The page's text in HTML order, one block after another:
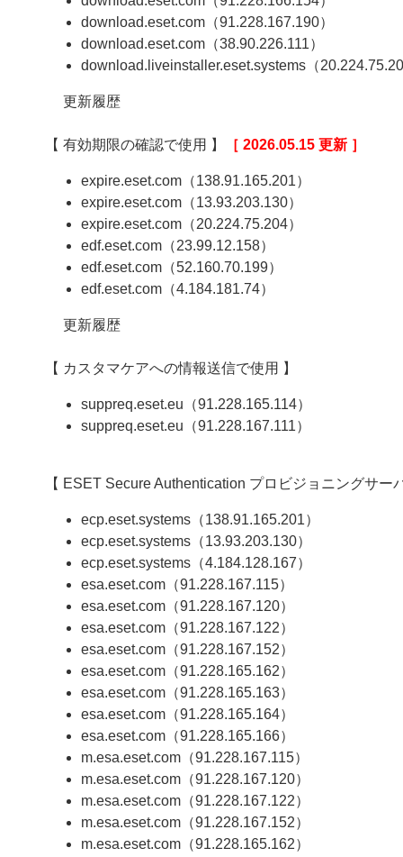
download.eset.com（91.228.167.190）
download.eset.com（38.90.226.111）
download.liveinstaller.eset.systems（
更新履歴
【 有効期限の確認で使用 】 ［ 2026.05.15 更新 ］
expire.eset.com（138.91.165.201）
expire.eset.com（13.93.203.130）
expire.eset.com（20.224.75.204）
edf.eset.com（23.99.12.158）
edf.eset.com（52.160.70.199）
edf.eset.com（4.184.181.74）
更新履歴
【 カスタマケアへの情報送信で使用 】
suppreq.eset.eu（91.228.165.114）
suppreq.eset.eu（91.228.167.111）
【 ESET Secure Authentication プロビジョニングサー
ecp.eset.systems（138.91.165.201）
ecp.eset.systems（13.93.203.130）
ecp.eset.systems（4.184.128.167）
esa.eset.com（91.228.167.115）
esa.eset.com（91.228.167.120）
esa.eset.com（91.228.167.122）
esa.eset.com（91.228.167.152）
esa.eset.com（91.228.165.162）
esa.eset.com（91.228.165.163）
esa.eset.com（91.228.165.164）
esa.eset.com（91.228.165.166）
m.esa.eset.com（91.228.167.115）
m.esa.eset.com（91.228.167.120）
m.esa.eset.com（91.228.167.122）
m.esa.eset.com（91.228.167.152）
m.esa.eset.com（91.228.165.162）